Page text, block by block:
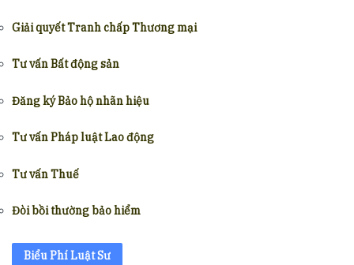
Giải quyết Tranh chấp Thương mại
Tư vấn Bất động sản
Đăng ký Bảo hộ nhãn hiệu
Tư vấn Pháp luật Lao động
Tư vấn Thuế
Đòi bồi thường bảo hiểm
Biểu Phí Luật Sư